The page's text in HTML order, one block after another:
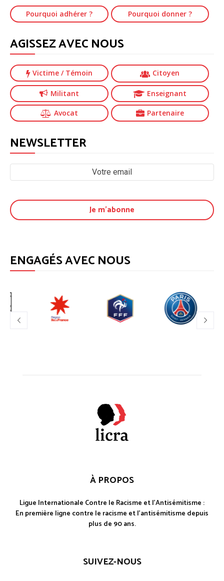
Pourquoi adhérer ? Pourquoi donner ?
AGISSEZ AVEC NOUS
Victime / Témoin Citoyen
Militant Enseignant
Avocat Partenaire
NEWSLETTER
ENGAGÉS AVEC NOUS
À PROPOS
Ligue Internationale Contre le Racisme et l'Antisémitisme :
En première ligne contre le racisme et l'antisémitisme depuis
plus de 90 ans.
SUIVEZ-NOUS